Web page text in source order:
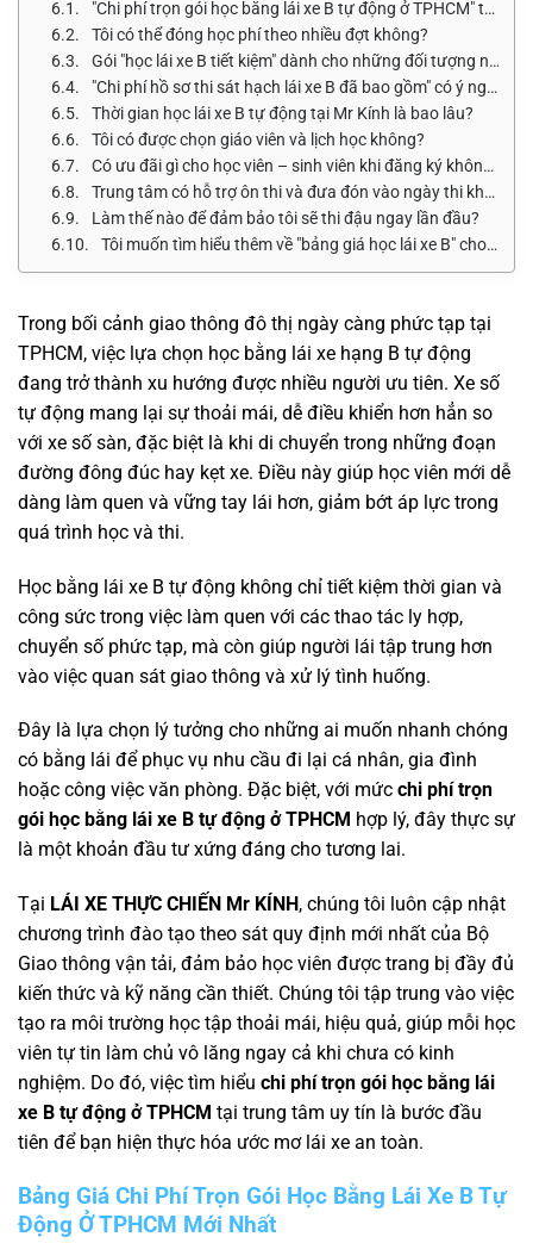
"Chi phí trọn gói học bằng lái xe B tự động ở TPHCM" tại Mr Kính có thực sự không phát sinh?
Tôi có thể đóng học phí theo nhiều đợt không?
Gói "học lái xe B tiết kiệm" dành cho những đối tượng nào?
"Chi phí hồ sơ thi sát hạch lái xe B đã bao gồm" có ý nghĩa gì?
Thời gian học lái xe B tự động tại Mr Kính là bao lâu?
Tôi có được chọn giáo viên và lịch học không?
Có ưu đãi gì cho học viên – sinh viên khi đăng ký không?
Trung tâm có hỗ trợ ôn thi và đưa đón vào ngày thi không?
Làm thế nào để đảm bảo tôi sẽ thi đậu ngay lần đầu?
Tôi muốn tìm hiểu thêm về "bảng giá học lái xe B" cho các hạng khác thì sao?
Trong bối cảnh giao thông đô thị ngày càng phức tạp tại
TPHCM, việc lựa chọn học bằng lái xe hạng B tự động
đang trở thành xu hướng được nhiều người ưu tiên. Xe số
tự động mang lại sự thoải mái, dễ điều khiển hơn hẳn so
với xe số sàn, đặc biệt là khi di chuyển trong những đoạn
đường đông đúc hay kẹt xe. Điều này giúp học viên mới dễ
dàng làm quen và vững tay lái hơn, giảm bớt áp lực trong
quá trình học và thi.
Học bằng lái xe B tự động không chỉ tiết kiệm thời gian và
công sức trong việc làm quen với các thao tác ly hợp,
chuyển số phức tạp, mà còn giúp người lái tập trung hơn
vào việc quan sát giao thông và xử lý tình huống.
Đây là lựa chọn lý tưởng cho những ai muốn nhanh chóng
có bằng lái để phục vụ nhu cầu đi lại cá nhân, gia đình
hoặc công việc văn phòng. Đặc biệt, với mức chi phí trọn
gói học bằng lái xe B tự động ở TPHCM hợp lý, đây thực sự
là một khoản đầu tư xứng đáng cho tương lai.
Tại LÁI XE THỰC CHIẾN Mr KÍNH , chúng tôi luôn cập nhật
chương trình đào tạo theo sát quy định mới nhất của Bộ
Giao thông vận tải, đảm bảo học viên được trang bị đầy đủ
kiến thức và kỹ năng cần thiết. Chúng tôi tập trung vào việc
tạo ra môi trường học tập thoải mái, hiệu quả, giúp mỗi học
viên tự tin làm chủ vô lăng ngay cả khi chưa có kinh
nghiệm. Do đó, việc tìm hiểu chi phí trọn gói học bằng lái
xe B tự động ở TPHCM tại trung tâm uy tín là bước đầu
tiên để bạn hiện thực hóa ước mơ lái xe an toàn.
Bảng Giá Chi Phí Trọn Gói Học Bằng Lái Xe B Tự
Động Ở TPHCM Mới Nhất